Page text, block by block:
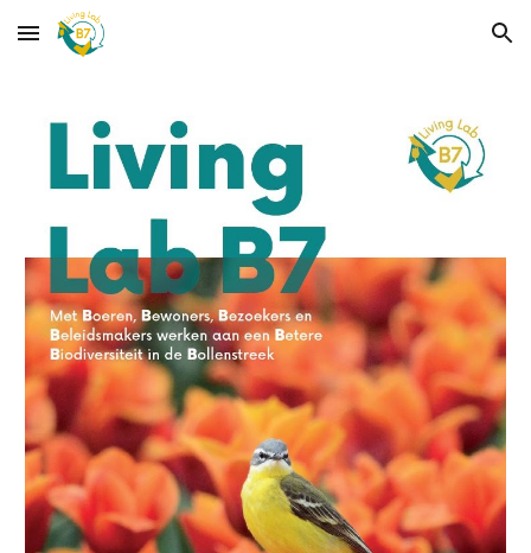
Skip to main content Skip to navigation